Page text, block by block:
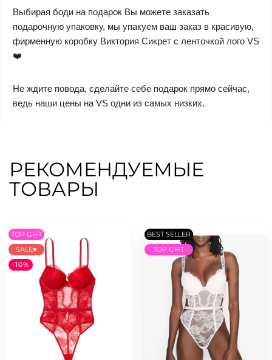
Выбирая боди на подарок Вы можете заказать
подарочную упаковку, мы упакуем ваш заказ в красивую,
фирменную коробку Виктория Сикрет с ленточкой лого VS
❤️
Не ждите повода, сделайте себе подарок прямо сейчас,
ведь наши цены на VS одни из самых низких.
РЕКОМЕНДУЕМЫЕ
ТОВАРЫ
TOP GIFT
SALE♥
-10%
BEST SELLER
TOP GIFT